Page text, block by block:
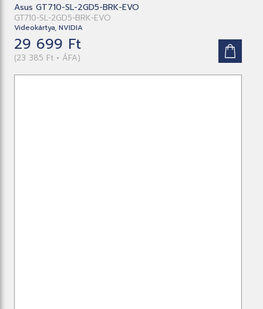
Asus GT710-SL-2GD5-BRK-EVO
GT710-SL-2GD5-BRK-EVO
Videokártya, NVIDIA
29 699 Ft
(23 385 Ft + ÁFA)